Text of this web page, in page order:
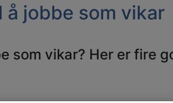
å jobbe som vikar
som vikar? Her er fire